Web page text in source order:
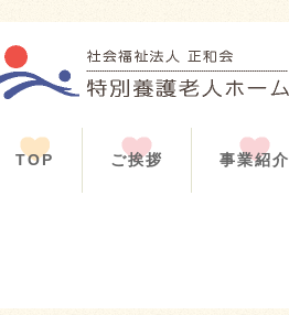
TOP ご挨拶 事業紹介